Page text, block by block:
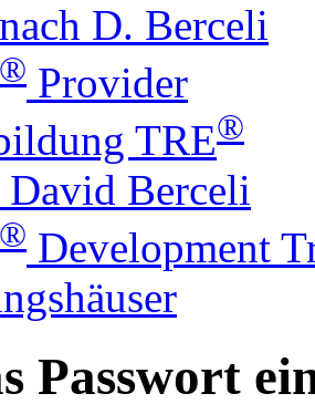
D. Berceli
® Provider
TRE®
David Berceli
® Development
Passwort